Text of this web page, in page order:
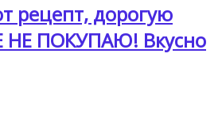
рецепт, дорогую
ПОКУПАЮ! Вкусно